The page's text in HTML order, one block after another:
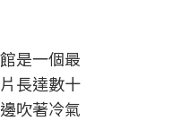
是一個最
長達數十
吹著冷氣